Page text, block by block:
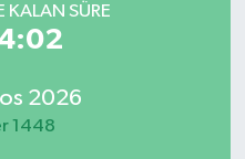
KALAN SÜRE
2026
1448